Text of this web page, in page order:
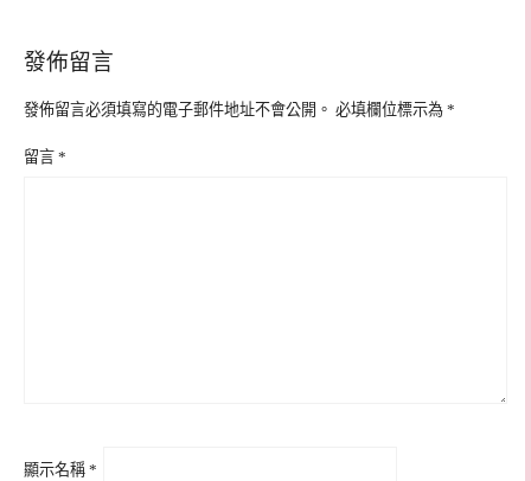
發佈留言
發佈留言必須填寫的電子郵件地址不會公開。 必填欄位標示為 *
留言 *
顯示名稱 *